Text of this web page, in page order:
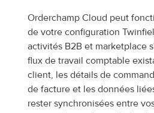
Orderchamp Cloud peut
de votre configuration
activités B2B et marketplace
flux de travail comptable
client, les détails de
de facture et les données
rester synchronisées entre